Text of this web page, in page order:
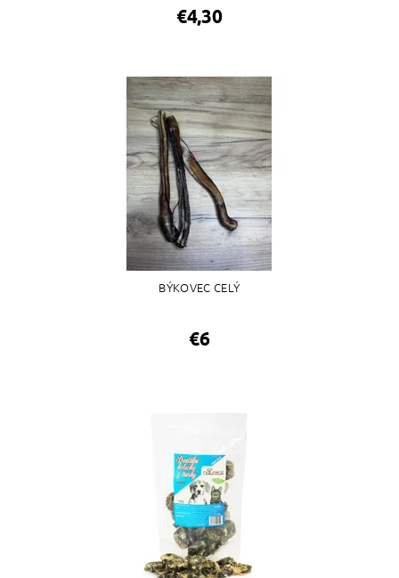
€4,30
BÝKOVEC CELÝ
€6